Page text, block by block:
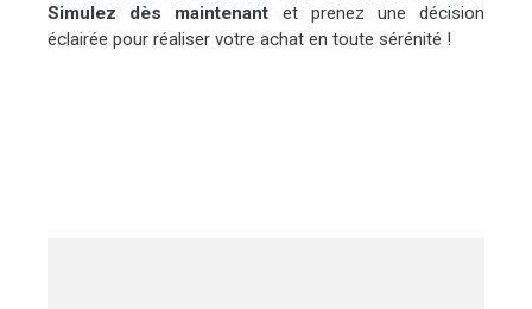
Simulez dès maintenant et prenez une décision
éclairée pour réaliser votre achat en toute sérénité !